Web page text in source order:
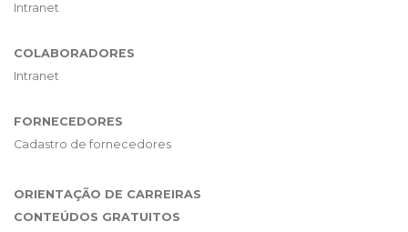
Intranet
COLABORADORES
Intranet
FORNECEDORES
Cadastro de fornecedores
ORIENTAÇÃO DE CARREIRAS
CONTEÚDOS GRATUITOS